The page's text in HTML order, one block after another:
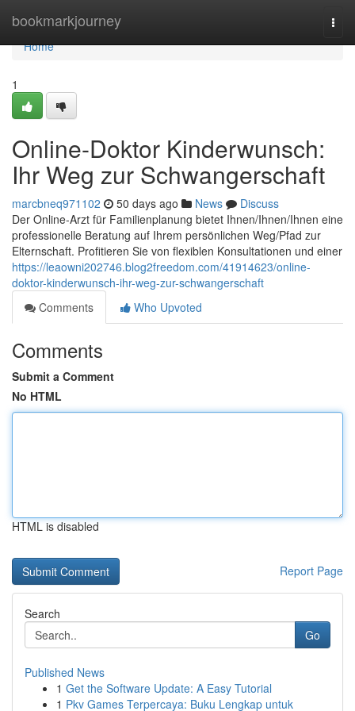
bookmarkjourney
Home
Home
1
Online-Doktor Kinderwunsch:
Ihr Weg zur Schwangerschaft
marcbneq971102 50 days ago News
Discuss
Der Online-Arzt für Familienplanung bietet Ihnen/Ihnen/Ihnen eine
professionelle Beratung auf Ihrem persönlichen Weg/Pfad zur
Elternschaft. Profitieren Sie von flexiblen Konsultationen und einer
https://leaowni202746.blog2freedom.com/41914623/online-
doktor-kinderwunsch-ihr-weg-zur-schwangerschaft
Comments
Who Upvoted
Comments
Submit a Comment
No HTML
HTML is disabled
Report Page
Search
Go
Published News
1 Get the Software Update: A Easy Tutorial
1 Pkv Games Terpercaya: Buku Lengkap untuk